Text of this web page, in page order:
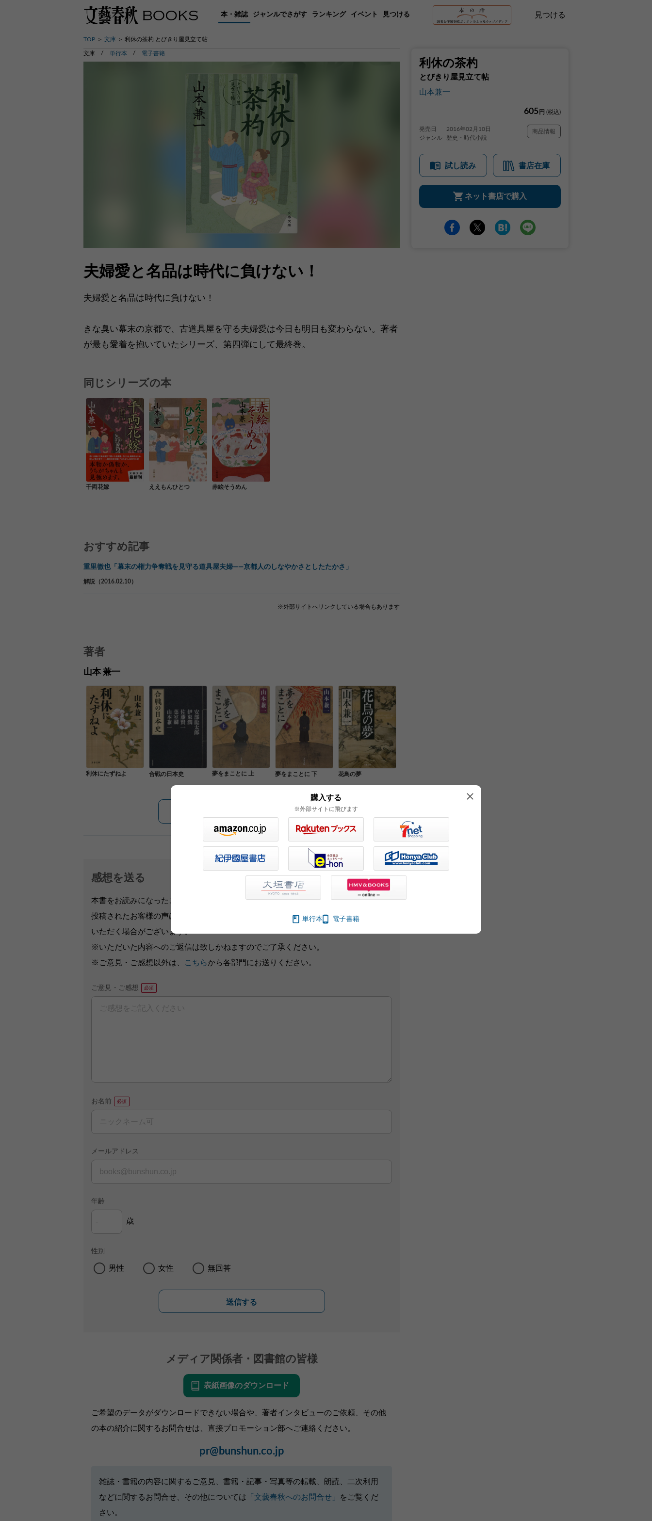
本・雑誌 ジャンルでさがす ランキング イベント 見つける 見つける
TOP 文庫 利休の茶杓 とびきり屋見立て帖
利休の茶杓
とびきり屋見立て帖
山本兼一
605 円 (税込)
発売日
2016年02月10日
ジャンル
歴史・時代小説
商品情報
試し読み 書店在庫
ネット書店で購入
文庫 単行本 電子書籍
夫婦愛と名品は時代に負けない！
夫婦愛と名品は時代に負けない！
きな臭い幕末の京都で、古道具屋を守る夫婦愛は今日も明日も変わらない。著者
が最も愛着を抱いていたシリーズ、第四弾にして最終巻。
同じシリーズの本
千両花嫁 ええもんひとつ 赤絵そうめん
おすすめ記事
重里徹也「幕末の権力争奪戦を見守る道具屋夫婦――京都人のしなやかさとしたたかさ」
解説（2016.02.10）
※外部サイトへリンクしている場合もあります
著者
山本 兼一
利休にたずねよ 合戦の日本史 夢をまことに 上 夢をまことに 下 花鳥の夢
感想を送る
本書をお読みになったご意見・ご感想をお寄せください。
投稿されたお客様の声は、弊社ウェブサイト、また新聞・雑誌広告などに掲載させて
いただく場合がございます。
※いただいた内容へのご返信は致しかねますのでご了承ください。
※ご意見・ご感想以外は、
こちらから各部門にお送りください。
ご意見・ご感想
お名前
メールアドレス
年齢
歳
性別
男性 女性 無回答
送信する
メディア関係者・図書館の皆様
表紙画像のダウンロード
ご希望のデータがダウンロードできない場合や、著者インタビューのご依頼、その他
の本の紹介に関するお問合せは、直接プロモーション部へご連絡ください。
pr@bunshun.co.jp
雑誌・書籍の内容に関するご意見、書籍・記事・写真等の転載、朗読、二次利用
などに関するお問合せ、その他については 「文藝春秋へのお問合せ」
をご覧くだ
さい。
購入する
※外部サイトに飛びます
単行本 電子書籍